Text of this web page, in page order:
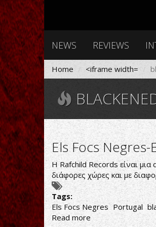
NEWS REVIEWS
Home <iframe width=
Els Focs Negres-
H Rafchild Records είναι μια
διάφορες χώρες και με
Tags:
Els Focs Negres Portugal
Read more about